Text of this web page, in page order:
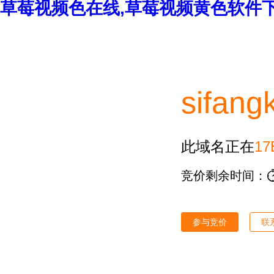
草莓视频色在线,草莓视频黄色软件
此域名正在
竞价剩余时间：
参与竞价 联